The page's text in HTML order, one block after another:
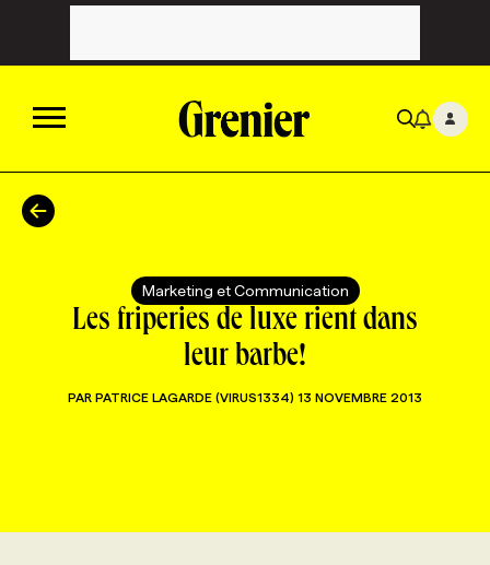
ACTUALITÉS
CATÉGORIES
TOUTES LES CATÉGORIES
CHRONIQUES
TOUTES LES CHRONIQUES
FORFAITS ABONNEMENT
Marketing et Communication
Les friperies de luxe rient dans
leur barbe!
PAR PATRICE LAGARDE (VIRUS1334) 13 NOVEMBRE 2013